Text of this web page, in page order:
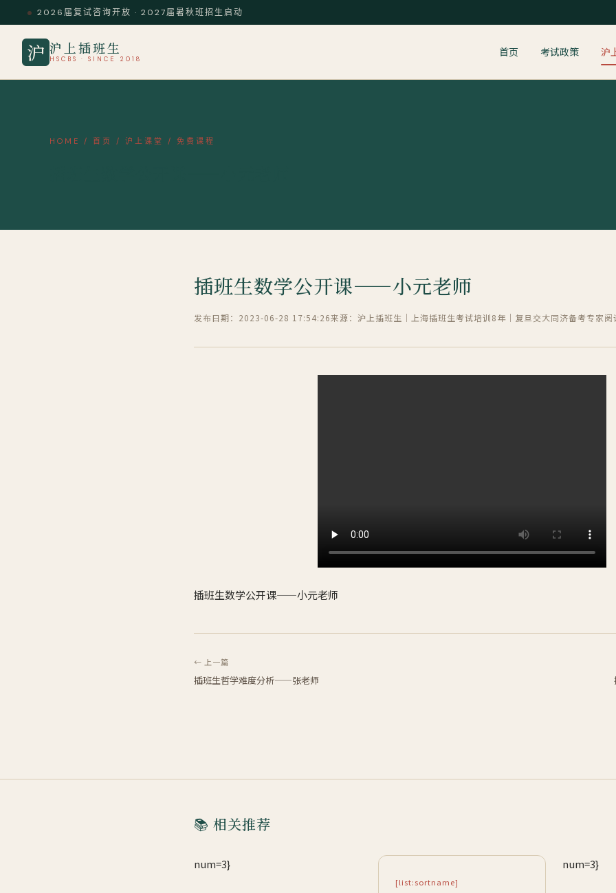
2026届复试咨询开放 · 2027届暑秋班招生启动
沪 沪上插班生
HSCBS · SINCE 2018
首页 考试政策 沪
HOME / 首页 / 沪上课堂 / 免费课程
插班生数学公开课——小元老师
发布日期：2023-06-28 17:54:26来源：沪上插班生｜上海插班生考试培训8年｜复旦交大同济备考专家阅
插班生数学公开课——小元老师
← 上一篇
插班生哲学难度分析——张老师
📚 相关推荐
num=3}
[list:sortname]
num=3}